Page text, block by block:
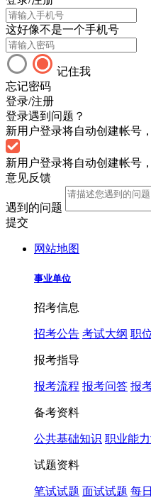
这好像不是一个手机号
记住我
忘记密码
登录/注册
登录遇到问题？
新用户登录将自动创建帐号
新用户登录将自动创建帐号
意见反馈
遇到的问题
提交
网站地图
事业单位
招考信息
招考公告 考试大纲 职
报考指导
报考流程 报考问答 报
备考资料
公共基础知识 职业能
试题资料
笔试试题 面试试题 每